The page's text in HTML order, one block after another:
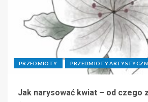
PRZEDMIOTY PRZEDMIOTY
Jak narysować kwiat – od czego